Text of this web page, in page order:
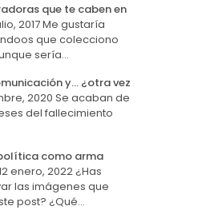
que te caben en
2017Me gustaría
que colecciono
sería…
y… ¿otra vez
2020 Se acaban de
del fallecimiento
como arma
enero, 2022¿Has
las imágenes que
post? ¿Qué…